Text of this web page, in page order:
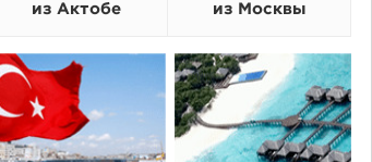
из Актобе из Москвы